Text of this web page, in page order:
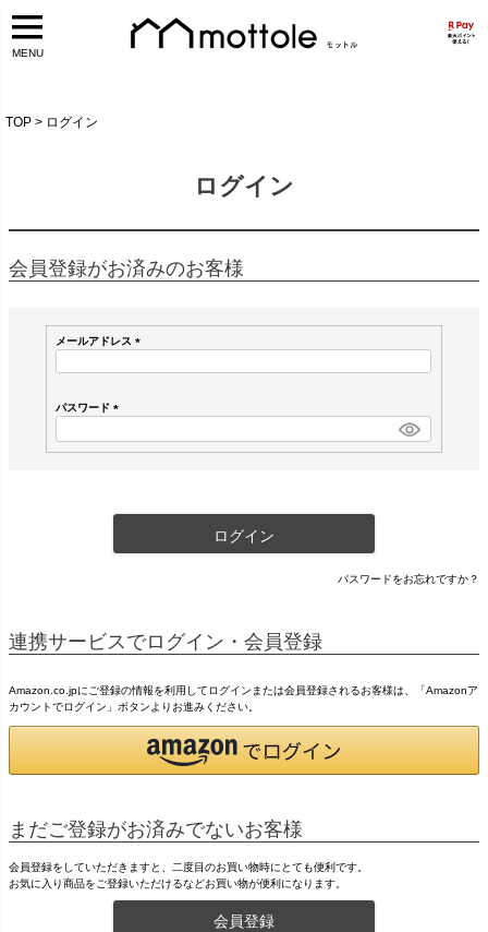
MENU
TOP ログイン
ログイン
会員登録がお済みのお客様
メールアドレス
パスワード
必
ログイン
パスワードをお忘れですか？
連携サービスでログイン・会員登録
Amazon.co.jpにご登録の情報を利用してログインまたは会員登録されるお客様は、「Amazonア
カウントでログイン」ボタンよりお進みください。
まだご登録がお済みでないお客様
会員登録をしていただきますと、二度目のお買い物時にとても便利です。
お気に入り商品をご登録いただけるなどお買い物が便利になります。
会員登録